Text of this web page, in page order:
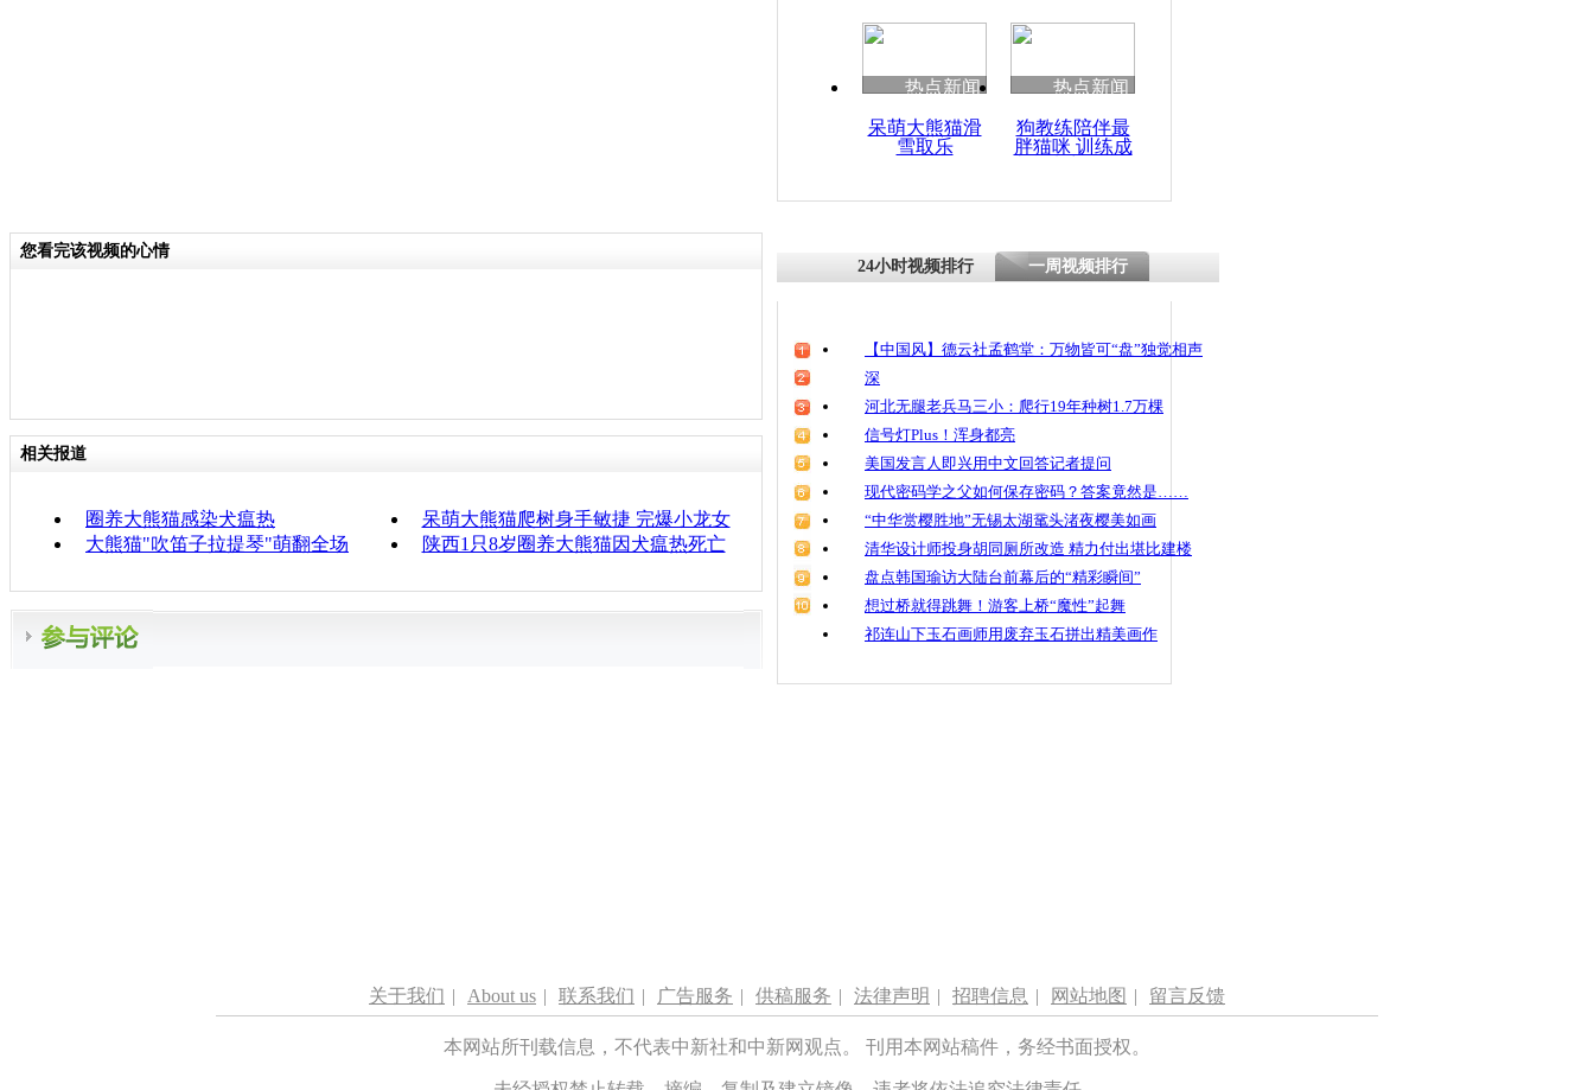
魂
热点新闻
呆萌大熊猫滑
雪取乐
热点新闻
狗教练陪伴最
胖猫咪 训练成
您看完该视频的心情
相关报道
圈养大熊猫感染犬瘟热
呆萌大熊猫爬树身手敏捷 完爆小龙女
大熊猫"吹笛子拉提琴"萌翻全场
陕西1只8岁圈养大熊猫因犬瘟热死亡
24小时视频排行 一周视频排行
【中国风】德云社孟鹤堂：万物皆可“盘”独觉相声
深
河北无腿老兵马三小：爬行19年种树1.7万棵
信号灯Plus！浑身都亮
美国发言人即兴用中文回答记者提问
现代密码学之父如何保存密码？答案竟然是……
“中华赏樱胜地”无锡太湖鼋头渚夜樱美如画
清华设计师投身胡同厕所改造 精力付出堪比建楼
盘点韩国瑜访大陆台前幕后的“精彩瞬间”
想过桥就得跳舞！游客上桥“魔性”起舞
祁连山下玉石画师用废弃玉石拼出精美画作
关于我们 | About us | 联系我们 | 广告服务 | 供稿服务 | 法律声明 | 招聘信息 | 网站地图 | 留言反馈
本网站所刊载信息，不代表中新社和中新网观点。 刊用本网站稿件，务经书面授权。